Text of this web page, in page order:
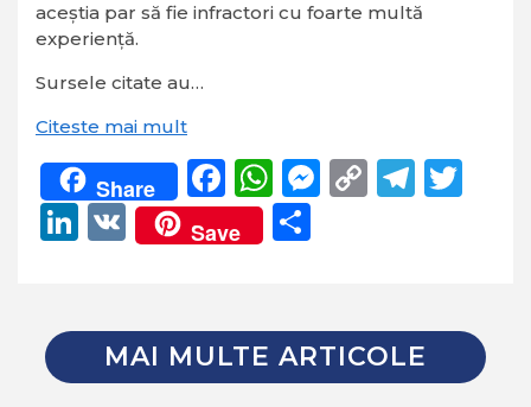
aceștia par să fie infractori cu foarte multă
experiență.
Sursele citate au…
Citeste mai mult
Share Facebook
WhatsApp
Messenger
Copy
LinkedIn
VK Save
MAI MULTE ARTICOLE